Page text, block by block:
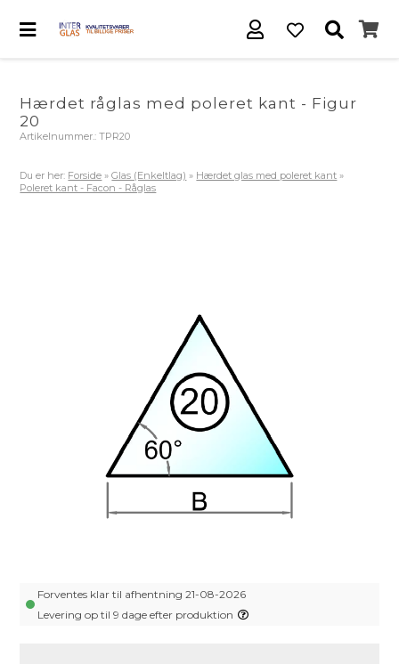
Hærdet råglas med poleret kant - Figur
20
Artikelnummer.:TPR20
Du er her: Forside »Glas (Enkeltlag) » Hærdet glas med poleret kant »
Poleret kant - Facon - Råglas
Forventes klar til afhentning 21-08-2026
Levering op til 9 dage efter produktion